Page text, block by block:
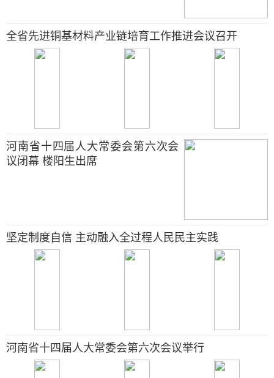
全省先进铜基材料产业链培育工作推进会议召开
河南省十四届人大常委会第六次会
议闭幕 楼阳生出席
坚定制度自信 主动融入全过程人民民主实践
河南省十四届人大常委会第六次会议举行